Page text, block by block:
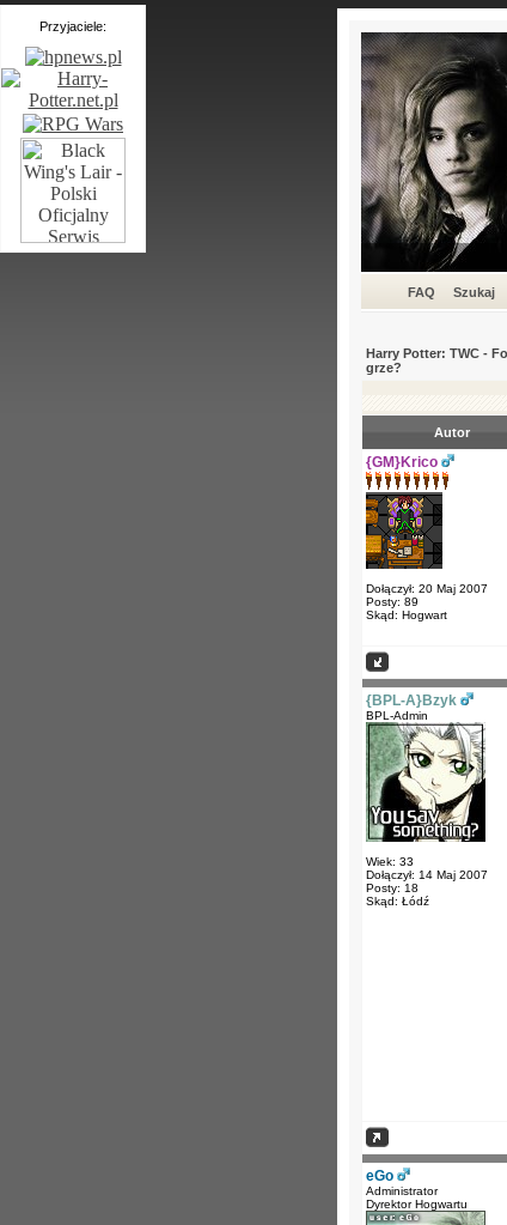
Przyjaciele:
FAQ Szukaj
Harry Potter: TWC -
grze?
Autor
{GM}Krico
Dołączył: 20 Maj 2007
Posty: 89
Skąd: Hogwart
{BPL-A}Bzyk
BPL-Admin
Wiek: 33
Dołączył: 14 Maj 2007
Posty: 18
Skąd: Łódź
eGo
Administrator
Dyrektor Hogwartu